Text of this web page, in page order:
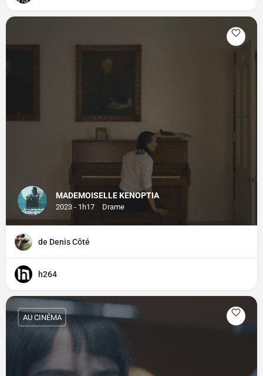
MADEMOISELLE KENOPTIA
2023 - 1h17 Drame
de Denis Côté
h264
AU CINÉMA